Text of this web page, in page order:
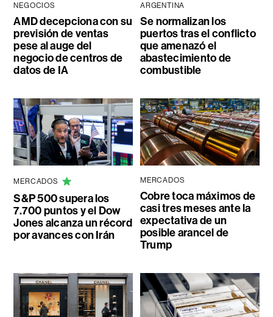
NEGOCIOS
AMD decepciona con su
previsión de ventas
pese al auge del
negocio de centros de
datos de IA
ARGENTINA
Se normalizan los
puertos tras el conflicto
que amenazó el
abastecimiento de
combustible
MERCADOS
S&P 500 supera los
7.700 puntos y el Dow
Jones alcanza un récord
por avances con Irán
MERCADOS
Cobre toca máximos de
casi tres meses ante la
expectativa de un
posible arancel de
Trump